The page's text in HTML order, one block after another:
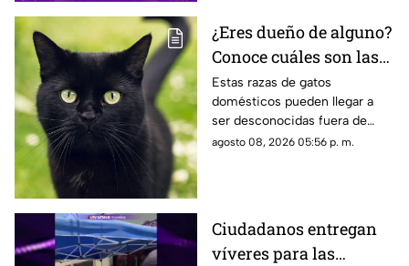
¿Eres dueño de alguno?
Conoce cuáles son las
cinco razas más raras
de gatos domésticos en
todo el mundo
Estas razas de gatos
domésticos pueden llegar a
ser desconocidas fuera de
círculos especializados, y
agosto 08, 2026 05:56 p. m.
Ciudadanos entregan
víveres para las